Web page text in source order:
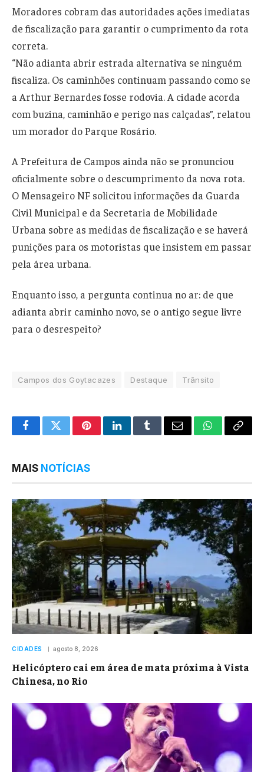
Moradores cobram das autoridades ações imediatas
de fiscalização para garantir o cumprimento da rota
correta.
“Não adianta abrir estrada alternativa se ninguém
fiscaliza. Os caminhões continuam passando como se
a Arthur Bernardes fosse rodovia. A cidade acorda
com buzina, caminhão e perigo nas calçadas”, relatou
um morador do Parque Rosário.
A Prefeitura de Campos ainda não se pronunciou
oficialmente sobre o descumprimento da nova rota.
O Mensageiro NF solicitou informações da Guarda
Civil Municipal e da Secretaria de Mobilidade
Urbana sobre as medidas de fiscalização e se haverá
punições para os motoristas que insistem em passar
pela área urbana.
Enquanto isso, a pergunta continua no ar: de que
adianta abrir caminho novo, se o antigo segue livre
para o desrespeito?
Campos dos Goytacazes Destaque Trânsito
FacebookTwitterPinterestLinkedInTumblrEmail WhatsApp
Copy
MAIS NOTÍCIAS
CIDADES agosto 8, 2026
Helicóptero cai em área de mata próxima à Vista
Chinesa, no Rio